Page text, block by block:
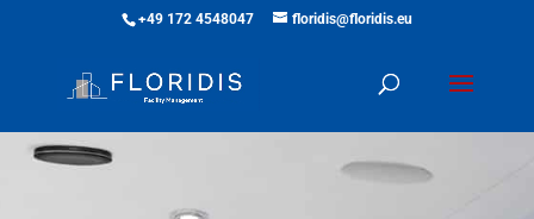
+49 172 4548047 floridis@floridis.eu